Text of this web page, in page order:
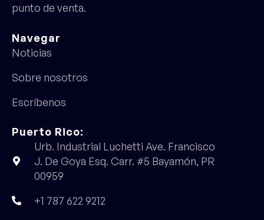
punto de venta.
Navegar
Noticias
Sobre nosotros
Escríbenos
Puerto Rico:
Urb. Industrial Luchetti Ave. Francisco
J. De Goya Esq. Carr. #5 Bayamón, PR
00959
+1 787 622 9212